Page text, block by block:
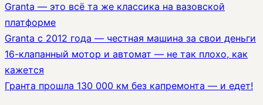
Granta — это всё та же классика на вазовской
платформе
Granta с 2012 года — честная машина за свои деньги
16-клапанный мотор и автомат — не так плохо, как
кажется
Гранта прошла 130 000 км без капремонта — и едет!